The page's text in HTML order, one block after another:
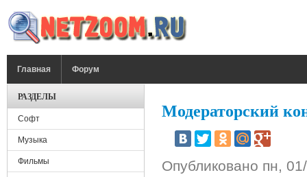
Главная Форум
Модераторский
Опубликовано пн,
РАЗДЕЛЫ
Софт
Музыка
Фильмы